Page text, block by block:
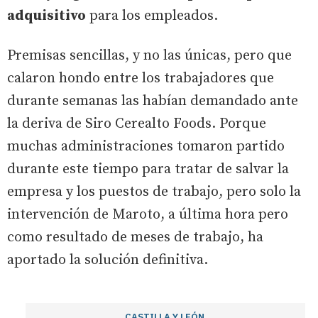
adquisitivo para los empleados.
Premisas sencillas, y no las únicas, pero que
calaron hondo entre los trabajadores que
durante semanas las habían demandado ante
la deriva de Siro Cerealto Foods. Porque
muchas administraciones tomaron partido
durante este tiempo para tratar de salvar la
empresa y los puestos de trabajo, pero solo la
intervención de Maroto, a última hora pero
como resultado de meses de trabajo, ha
aportado la solución definitiva.